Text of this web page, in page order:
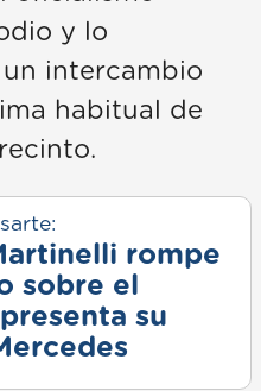
y lo
intercambio
habitual de
rompe
sobre el
su